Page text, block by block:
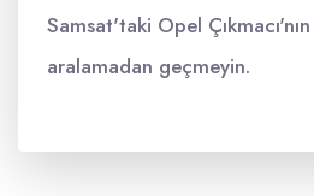
Samsat'taki Opel Çıkmacı'nın
aralamadan geçmeyin.